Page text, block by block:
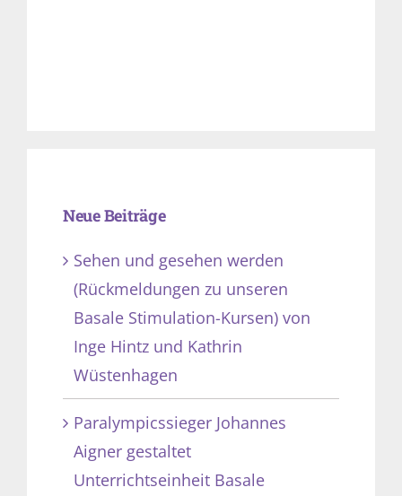
Neue Beiträge
Sehen und gesehen werden
(Rückmeldungen zu unseren
Basale Stimulation-Kursen) von
Inge Hintz und Kathrin
Wüstenhagen
Paralympicssieger Johannes
Aigner gestaltet
Unterrichtseinheit Basale